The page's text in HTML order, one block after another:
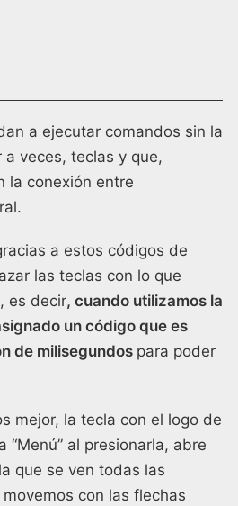
a ejecutar comandos sin la
veces, teclas y que,
la conexión entre
a estos códigos de
las teclas con lo que
es decir, cuando utilizamos la
un código que es
de milisegundos para poder
mejor, la tecla con el logo de
“Menú” al presionarla, abre
que se ven todas las
con las flechas